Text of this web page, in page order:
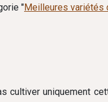
"Meilleures variétés
cultiver uniquement